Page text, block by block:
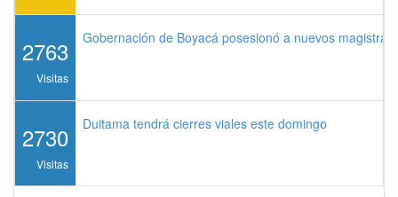
2763
Visitas
Gobernación de Boyacá posesionó a nuevos
2730
Visitas
Duitama tendrá cierres viales este domingo